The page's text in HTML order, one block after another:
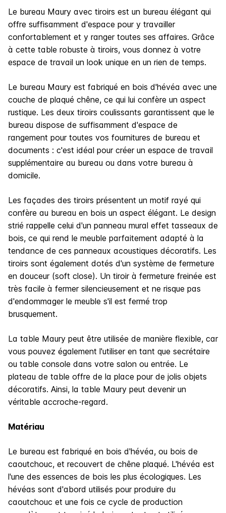
Le bureau Maury avec tiroirs est un bureau élégant qui
offre suffisamment d'espace pour y travailler
confortablement et y ranger toutes ses affaires. Grâce
à cette table robuste à tiroirs, vous donnez à votre
espace de travail un look unique en un rien de temps.
Le bureau Maury est fabriqué en bois d'hévéa avec une
couche de plaqué chêne, ce qui lui confère un aspect
rustique. Les deux tiroirs coulissants garantissent que le
bureau dispose de suffisamment d'espace de
rangement pour toutes vos fournitures de bureau et
documents : c'est idéal pour créer un espace de travail
supplémentaire au bureau ou dans votre bureau à
domicile.
Les façades des tiroirs présentent un motif rayé qui
confère au bureau en bois un aspect élégant. Le design
strié rappelle celui d'un panneau mural effet tasseaux de
bois, ce qui rend le meuble parfaitement adapté à la
tendance de ces panneaux acoustiques décoratifs. Les
tiroirs sont également dotés d'un système de fermeture
en douceur (soft close). Un tiroir à fermeture freinée est
très facile à fermer silencieusement et ne risque pas
d'endommager le meuble s'il est fermé trop
brusquement.
La table Maury peut être utilisée de manière flexible, car
vous pouvez également l'utiliser en tant que secrétaire
ou table console dans votre salon ou entrée. Le
plateau de table offre de la place pour de jolis objets
décoratifs. Ainsi, la table Maury peut devenir un
véritable accroche-regard.
Matériau
Le bureau est fabriqué en bois d'hévéa, ou bois de
caoutchouc, et recouvert de chêne plaqué. L'hévéa est
l'une des essences de bois les plus écologiques. Les
hévéas sont d'abord utilisés pour produire du
caoutchouc et une fois ce cycle de production